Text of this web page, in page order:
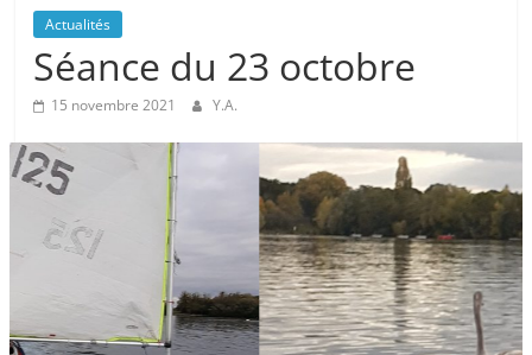
Actualités
Séance du 23 octobre
15 novembre 2021 Y.A.